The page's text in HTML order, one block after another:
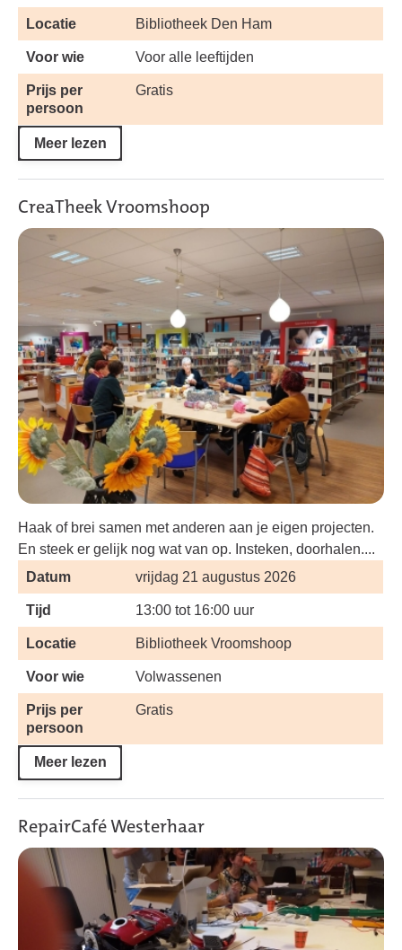
Locatie Bibliotheek Den Ham
Voor wie Voor alle leeftijden
Prijs per
persoon
Gratis
Meer lezen
CreaTheek Vroomshoop
Haak of brei samen met anderen aan je eigen projecten.
En steek er gelijk nog wat van op. Insteken, doorhalen....
Datum
vrijdag 21 augustus 2026
Tijd 13:00 tot 16:00 uur
Locatie Bibliotheek Vroomshoop
Voor wie Volwassenen
Prijs per
persoon
Gratis
Meer lezen
RepairCafé Westerhaar